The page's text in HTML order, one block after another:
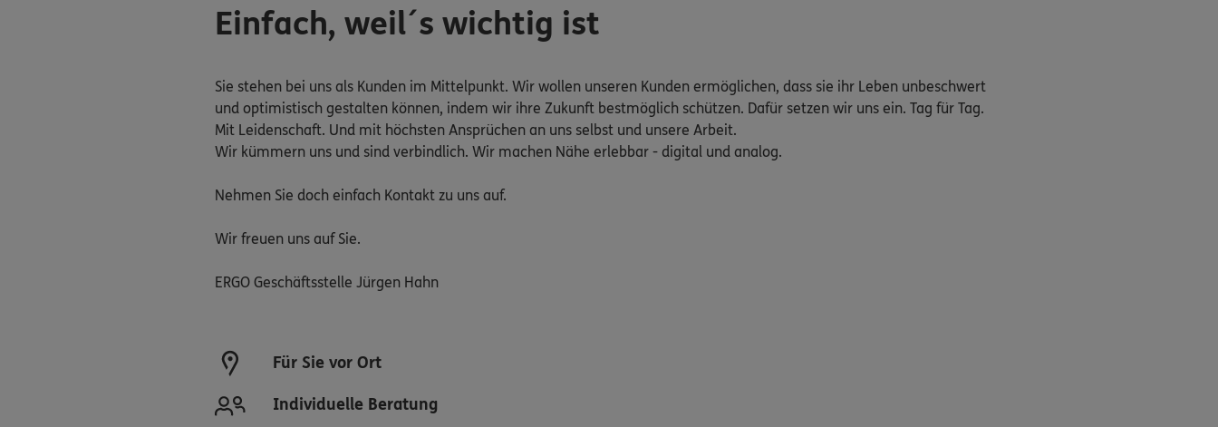
Einfach, weil´s wichtig ist
Sie stehen bei uns als Kunden im Mittelpunkt. Wir wollen unseren Kunden ermöglichen, dass sie ihr Leben unbeschwert
und optimistisch gestalten können, indem wir ihre Zukunft bestmöglich schützen. Dafür setzen wir uns ein. Tag für Tag.
Mit Leidenschaft. Und mit höchsten Ansprüchen an uns selbst und unsere Arbeit.
Wir kümmern uns und sind verbindlich. Wir machen Nähe erlebbar - digital und analog.
Nehmen Sie doch einfach Kontakt zu uns auf.
Wir freuen uns auf Sie.
ERGO Geschäftsstelle Jürgen Hahn
Für Sie vor Ort
Individuelle Beratung